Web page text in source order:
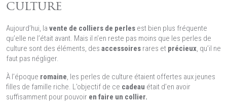
culture
Aujourd’hui, la vente de colliers de perles est bien plus fréquente
qu’elle ne l’était avant. Mais il n’en reste pas moins que les perles de
culture sont des éléments, des accessoires rares et précieux, qu’il ne
faut pas négliger.
À l’époque romaine, les perles de culture étaient offertes aux jeunes
filles de famille riche. L’objectif de ce cadeau était d’en avoir
suffisamment pour pouvoir en faire un collier.